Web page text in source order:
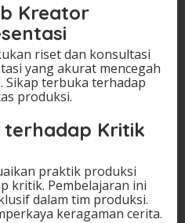
Kreator
riset dan konsultasi
yang akurat mencegah
Sikap terbuka terhadap
produksi.
terhadap Kritik
praktik produksi
kritik. Pembelajaran ini
dalam tim produksi.
keragaman cerita.